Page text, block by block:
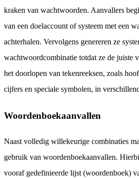
kraken van wachtwoorden. Aanvallers
van een doelaccount of systeem met een
achterhalen. Vervolgens genereren ze
wachtwoordcombinatie totdat ze de juiste
het doorlopen van tekenreeksen, zoals
cijfers en speciale symbolen, in
Woordenboekaanvallen
Naast volledig willekeurige combinaties
gebruik van woordenboekaanvallen.
vooraf gedefinieerde lijst (woordenboek)